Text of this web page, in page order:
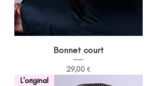
Bonnet court
Prix
29,00 €
L'original